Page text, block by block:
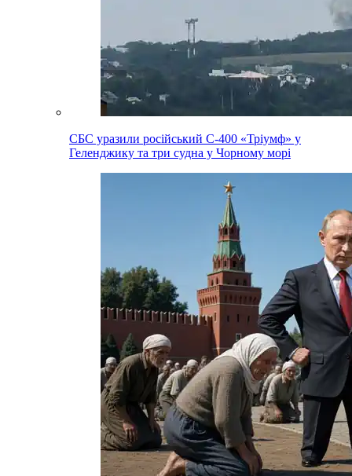
СБС уразили російський С-400 «Тріумф» у
Геленджику та три судна у Чорному морі